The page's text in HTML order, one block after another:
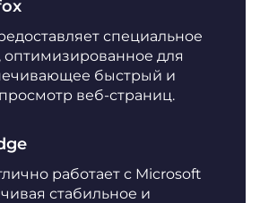
специальное
для
быстрый и
веб-страниц.
работает с Microsoft
стабильное и